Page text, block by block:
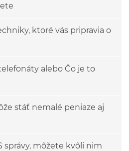
ktoré vás pripravia o
alebo Čo je to
stáť nemalé peniaze aj
správy, môžete kvôli nim